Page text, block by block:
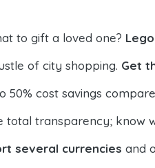
to gift a loved one?
of city shopping. Get
50% cost savings
total transparency; know
several currencies and